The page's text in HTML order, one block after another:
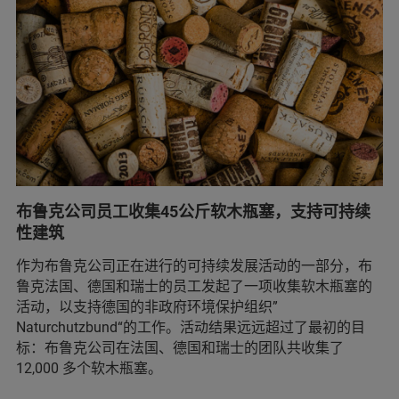
布鲁克公司员工收集45公斤软木瓶塞，支持可持续
性建筑
作为布鲁克公司正在进行的可持续发展活动的一部分，布
鲁克法国、德国和瑞士的员工发起了一项收集软木瓶塞的
活动，以支持德国的非政府环境保护组织”
Naturchutzbund“的工作。活动结果远远超过了最初的目
标：布鲁克公司在法国、德国和瑞士的团队共收集了
12,000 多个软木瓶塞。